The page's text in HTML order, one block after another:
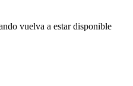
vuelva a estar disponible